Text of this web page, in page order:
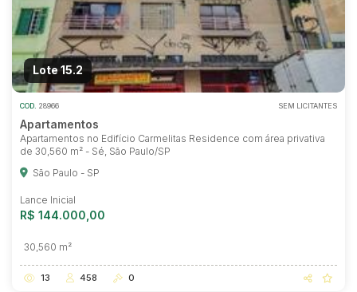
Lote 15.2
COD. 28966 SEM LICITANTES
Apartamentos
Apartamentos no Edifício Carmelitas Residence com área privativa
de 30,560 m² - Sé, São Paulo/SP
São Paulo - SP
Lance Inicial
R$ 144.000,00
30,560 m²
13 458 0